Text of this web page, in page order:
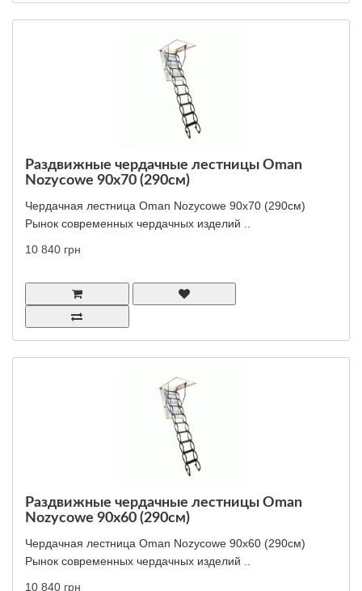
Раздвижные чердачные лестницы Oman
Nozycowe 90x70 (290см)
Чердачная лестница Oman Nozycowe 90x70 (290см)
Рынок современных чердачных изделий ..
10 840 грн
Раздвижные чердачные лестницы Oman
Nozycowe 90x60 (290см)
Чердачная лестница Oman Nozycowe 90x60 (290см)
Рынок современных чердачных изделий ..
10 840 грн